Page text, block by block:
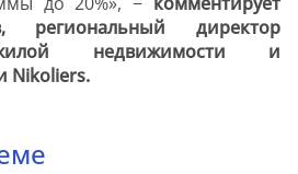
региональный директор
недвижимости и
Nikoliers.